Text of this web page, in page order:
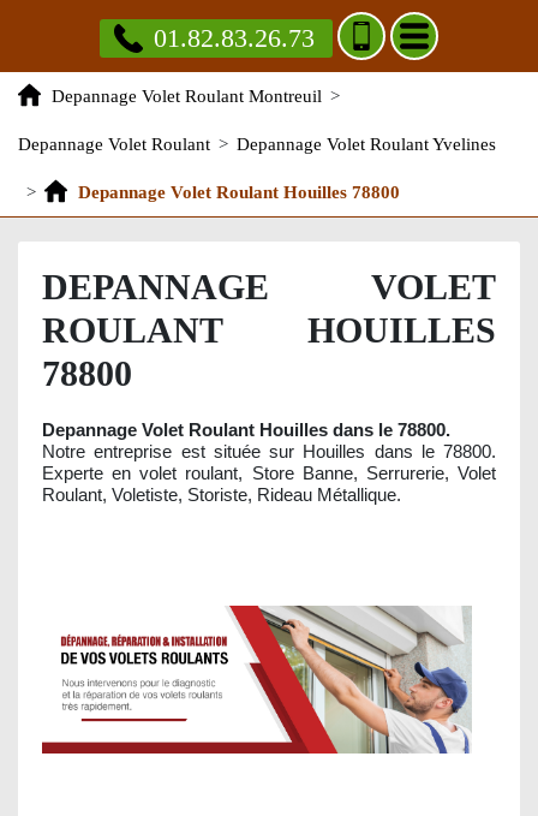
01.82.83.26.73
Depannage Volet Roulant Montreuil >
Depannage Volet Roulant > Depannage Volet Roulant Yvelines
> Depannage Volet Roulant Houilles 78800
DEPANNAGE VOLET
ROULANT HOUILLES
78800
Depannage Volet Roulant Houilles dans le 78800.
Notre entreprise est située sur Houilles dans le 78800.
Experte en volet roulant, Store Banne, Serrurerie, Volet
Roulant, Voletiste, Storiste, Rideau Métallique.